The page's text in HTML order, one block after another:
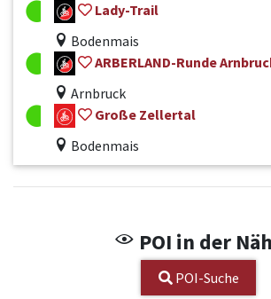
Lady-Trail
Bodenmais
ARBERLAND-Runde Arnbruck -
Arnbruck
Große Zellertal
Bodenmais
POI in der
POI-Suche